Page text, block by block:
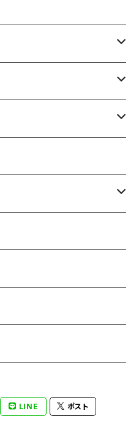
LINE ポスト